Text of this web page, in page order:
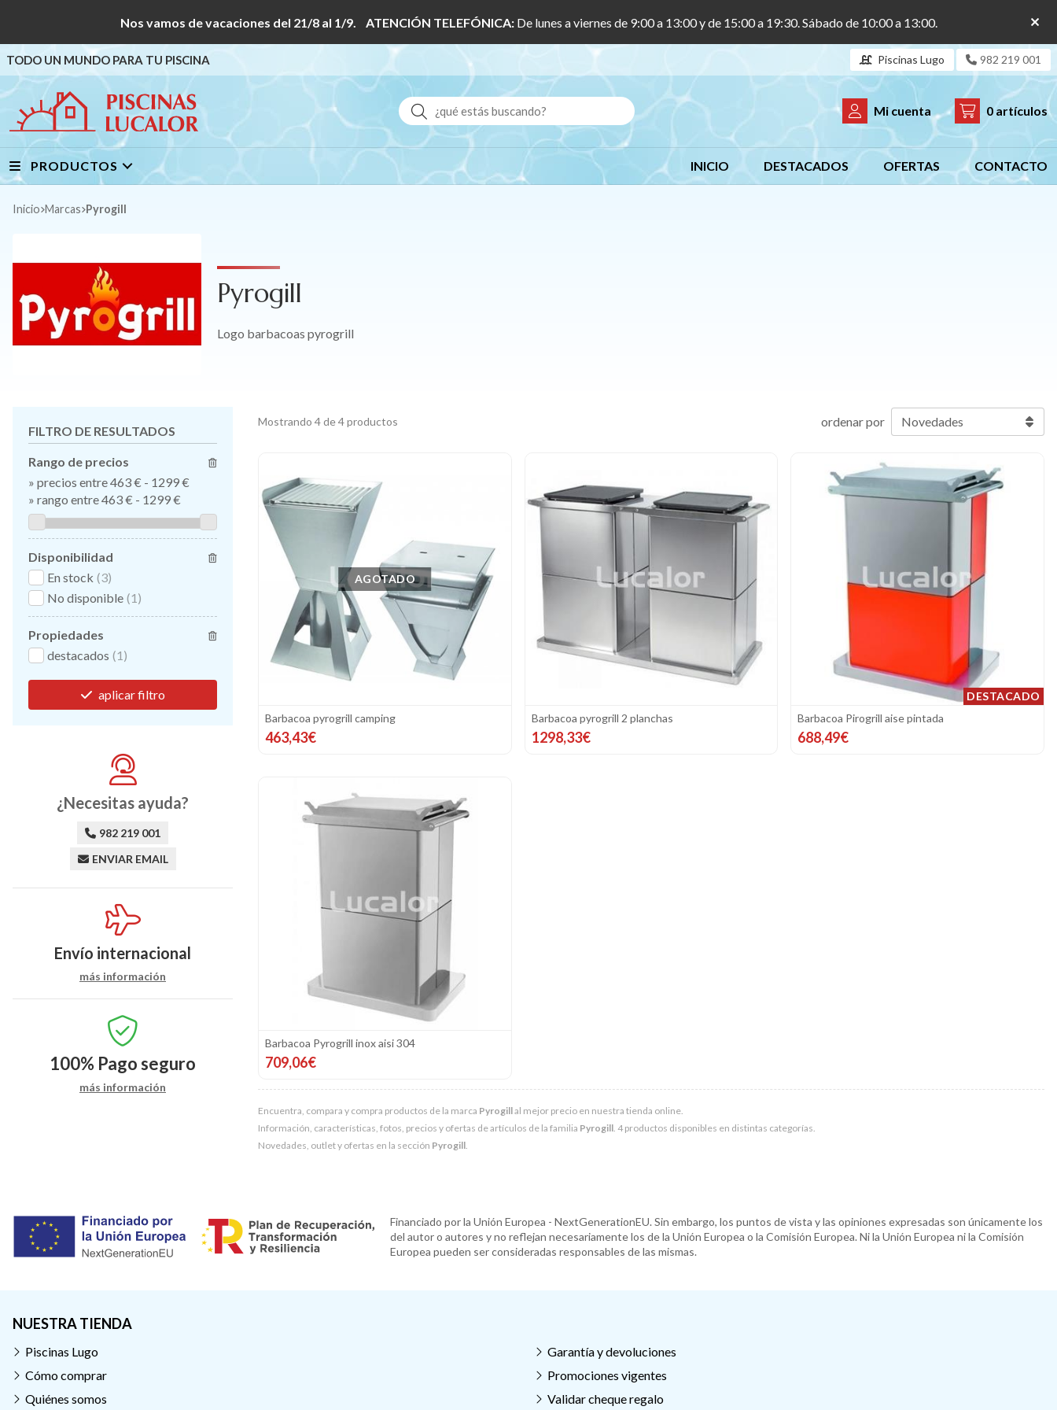
Nos vamos de vacaciones del 21/8 al 1/9. ATENCIÓN TELEFÓNICA: De lunes a viernes de 9:00 a 13:00 y de 15:00 a 19:30. Sábado de 10:00 a 13:00.
TODO UN MUNDO PARA TU PISCINA Piscinas Lugo 982 219 001
Buscar Mi cuenta 0 artículos
PRODUCTOS INICIO DESTACADOS OFERTAS CONTACTO
Inicio marcas Pyrogill
Pyrogill
Logo barbacoas pyrogrill
Encuentra, compara y compra productos de la marca Pyrogillal mejor precio en nuestra tienda online.
Información, características, fotos, precios y ofertas de artículos de la familia Pyrogill . 4 productos disponibles en distintas categorías.
Novedades, outlet y ofertas en la sección Pyrogill
Mostrando 4 de 4 productos ordenar por
AGOTADO
Barbacoa pyrogrill camping
463,43€
Barbacoa pyrogrill 2 planchas
1298,33€
DESTACADO
Barbacoa Pirogrill aise pintada
688,49€
Barbacoa Pyrogrill inox aisi 304
709,06€
FILTRO DE RESULTADOS
Rango de precios
» precios entre 463 € - 1299 €
» rango entre463€ - 1299€
Disponibilidad
En stock (3)
No disponible (1)
Propiedades
destacados (1)
aplicar filtro
¿Necesitas ayuda?
982 219 001
ENVIAR EMAIL
Envío internacional
más información
100% Pago seguro
más información
Financiado por la Unión Europea - NextGenerationEU. Sin embargo, los puntos de vista y las opiniones expresadas son únicamente los
del autor o autores y no reflejan necesariamente los de la Unión Europea o la Comisión Europea. Ni la Unión Europea ni la Comisión
Europea pueden ser consideradas responsables de las mismas.
NUESTRA TIENDA
Piscinas Lugo
Cómo comprar
Quiénes somos
Garantía y devoluciones
Promociones vigentes
Validar cheque regalo